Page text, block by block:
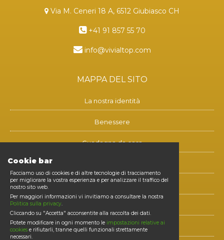
Via M. Ceneri 18 A, 6512 Giubiasco CH
+41 91 857 55 70
info@vivialtop.com
MAPPA DEL SITO
La nostra identità
Benessere
Guadagna da casa
Contatti
E-shop
Cookie bar
Facciamo uso di cookies e di altre tecnologie di tracciamento
per migliorare la vostra esperienza e per analizzare il traffico del
nostro sito web.
Per maggiori informazioni vi invitiamo a consultare la nostra
Politica sulla privacy.
Cliccando su "Accetta" acconsentite alla raccolta dei dati.
Potete modificare in ogni momento le impostazioni relative ai
cookies e rifiutarli, tranne quelli funzionali strettamente
necessari.